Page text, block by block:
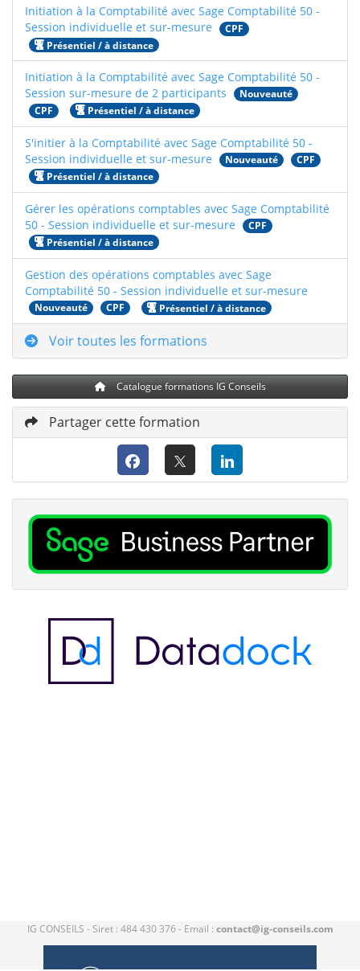
Initiation à la Comptabilité avec Sage Comptabilité 50 -
Session individuelle et sur-mesure
CPF
Présentiel / à distance
Initiation à la Comptabilité avec Sage Comptabilité 50 -
Session sur-mesure de 2 participants
Nouveauté
CPF
Présentiel / à distance
S'initier à la Comptabilité avec Sage Comptabilité 50 -
Session individuelle et sur-mesure
Nouveauté
CPF
Présentiel / à distance
Gérer les opérations comptables avec Sage Comptabilité
50 - Session individuelle et sur-mesure
CPF
Présentiel / à distance
Gestion des opérations comptables avec Sage
Comptabilité 50 - Session individuelle et sur-mesure
Nouveauté CPF Présentiel / à distance
Voir toutes les formations
Catalogue formations IG Conseils
Partager cette formation
IG CONSEILS - Siret : 484 430 376 - Email : contact@ig-conseils.com